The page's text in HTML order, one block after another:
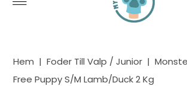
Hem | Foder Till Valp / Junior |
Free Puppy S/M Lamb/Duck 2 Kg